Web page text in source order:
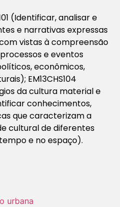
(Identificar, analisar e
e narrativas expressas
vistas à compreensão
e eventos
econômicos,
EM13CHS104
da cultura material e
conhecimentos,
que caracterizam a
cultural de diferentes
e no espaço).
urbana